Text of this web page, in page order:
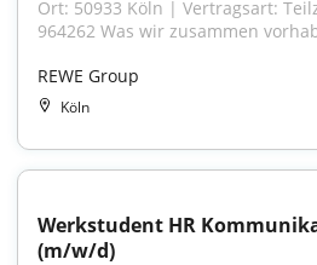
Ort: 50933 Köln | Vertragsart:
964262 Was wir zusammen
REWE Group
Köln
Werkstudent HR
(m/w/d)